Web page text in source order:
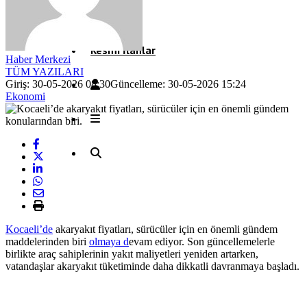
Röportaj
Resmi İlanlar
Haber Merkezi
TÜM YAZILARI
Giriş: 30-05-2026 08:30Güncelleme: 30-05-2026 15:24
Ekonomi
Kocaeli’de akaryakıt fiyatları, sürücüler için en önemli gündem
maddelerinden biri olmaya devam ediyor. Son güncellemelerle
birlikte araç sahiplerinin yakıt maliyetleri yeniden artarken,
vatandaşlar akaryakıt tüketiminde daha dikkatli davranmaya başladı.